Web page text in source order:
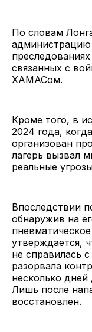
По словам
администрацию
связанных с
ХАМАСом.
Кроме того, в
2024 года,
организован
лагерь вызвал
реальные
Впоследствии
обнаружив на
утверждается,
не справилась
разорвала
несколько дней
Лишь после
восстановлен.